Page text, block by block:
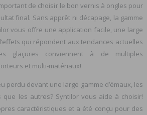
de choisir le bon vernis à ongles pour
final. Sans apprêt ni décapage, la gamme
vous offre une application facile, une large
qui répondent aux tendances actuelles
glaçures conviennent à de multiples
et multi-matériaux!
perdu devant une large gamme d’émaux, les
les autres? Syntilor vous aide à choisir!
caractéristiques et a été conçu pour des